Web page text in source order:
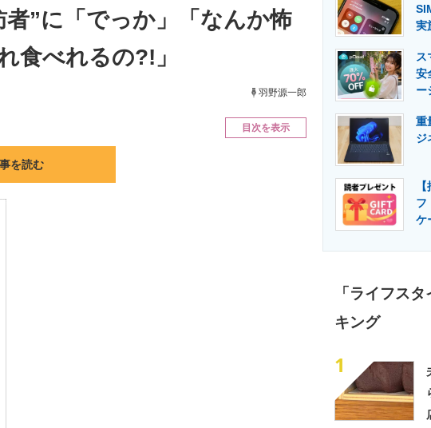
合サイト 製造業のIT導入・活用を支援
エネルギーの専門メディア
者”に「でっか」「なんか怖
食べれるの?!」
羽野源一郎
目次を表示
を読む
実
ス
安
ー
重
ジ
フ
ケ
「ライフス
キング
1